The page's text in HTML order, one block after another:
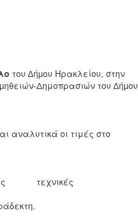
του ∆ήµου Ηρακλείου, στην
Δημοπρασιών του ∆ήµου
αναλυτικά οι τιμές στο
τις τεχνικές